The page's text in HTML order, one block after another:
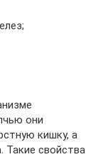
они
кишку, а
Такие свойства